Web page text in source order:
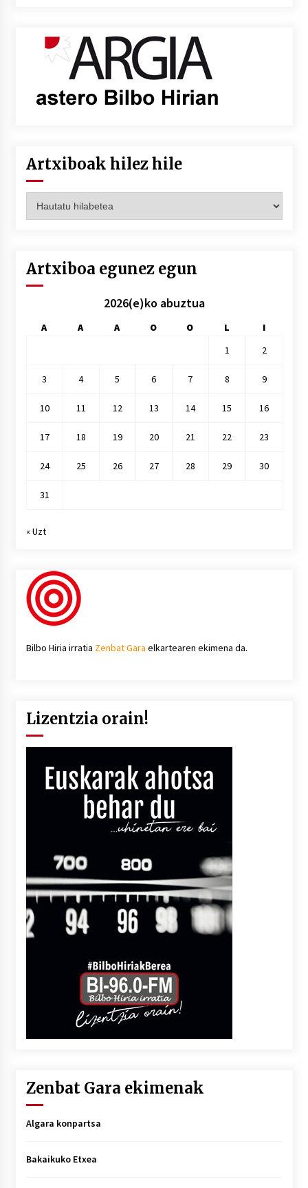
Artxiboak hilez hile
hilez
Artxiboa egunez egun
2026(e)ko abuztua
A A A O O L
I
1
2
3 4 5 6 7 8 9
10 11 12 13 14 15 16
17 18 19 20 21 22 23
24 25 26 27 28 29 30
31
« Uzt
Bilbo Hiria irratia Zenbat Gara elkartearen ekimena da.
Lizentzia orain!
Zenbat Gara ekimenak
Algara konpartsa
Bakaikuko Etxea